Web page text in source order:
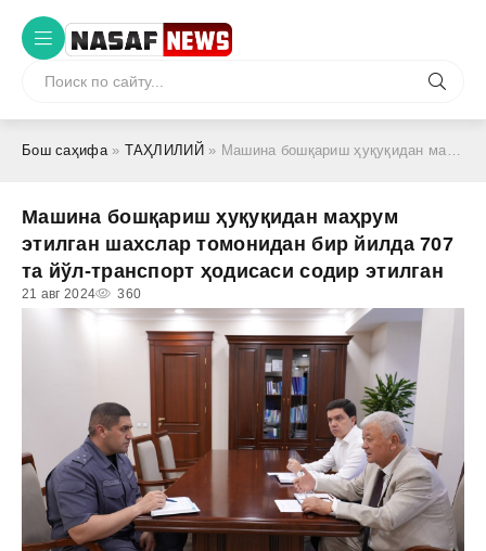
Бош саҳифа» ТАҲЛИЛИЙ » Машина бошқариш ҳуқуқидан маҳрум этилган шахслар томонидан бир йилда 707 та йўл-транспорт ҳодисаси содир этилган
Машина бошқариш ҳуқуқидан маҳрум
этилган шахслар томонидан бир йилда 707
та йўл-транспорт ҳодисаси содир этилган
21 авг 2024 360